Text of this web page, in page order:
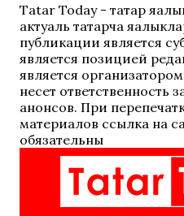
Tatar Today - татар
актуаль татарча
публикации является
является позицией
является
несет ответственность
анонсов. При
материалов ссылка на
обязательны